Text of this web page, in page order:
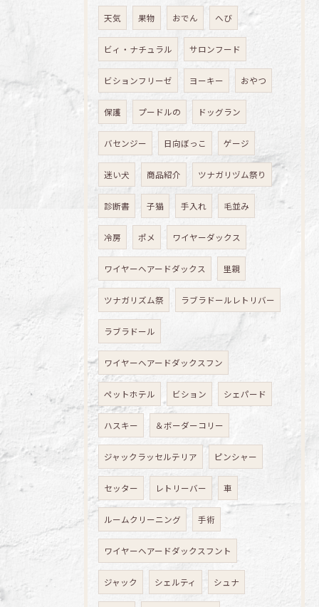
天気 果物 おでん へび
ビィ・ナチュラル サロンフード
ビションフリーゼ ヨーキー おやつ
保護 プードルの ドッグラン
バセンジー 日向ぼっこ ゲージ
迷い犬 商品紹介 ツナガリヅム祭り
診断書 子猫 手入れ 毛並み
冷房 ポメ ワイヤーダックス
ワイヤーヘアードダックス 里親
ツナガリズム祭 ラブラドールレトリバー
ラブラドール
ワイヤーヘアードダックスフン
ペットホテル ビション シェパード
ハスキー ＆ボーダーコリー
ジャックラッセルテリア ピンシャー
セッター レトリーバー 車
ルームクリーニング 手術
ワイヤーヘアードダックスフント
ジャック シェルティ シュナ